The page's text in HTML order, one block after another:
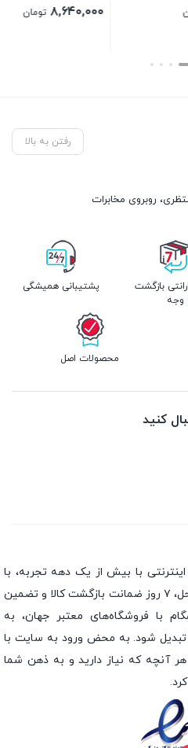
۲۰,۸۸۰,۰۰۰ تومان
بستن
رفتن به بالا
روبروی مخابرات
بازگشت
وجه
پشتیبانی همیشگی
محصولات اصل
کنید
با بیش از یک دهه تجربه، با
پایبندی به سه اصل، پرداخت در محل، ۷ روز ضمانت بازگشت کالا و تضمین
با فروشگاه‌های معتبر جهان، به
تبدیل شود. به محض ورود به سایت با
هر آنچه که نیاز دارید و به ذهن شما